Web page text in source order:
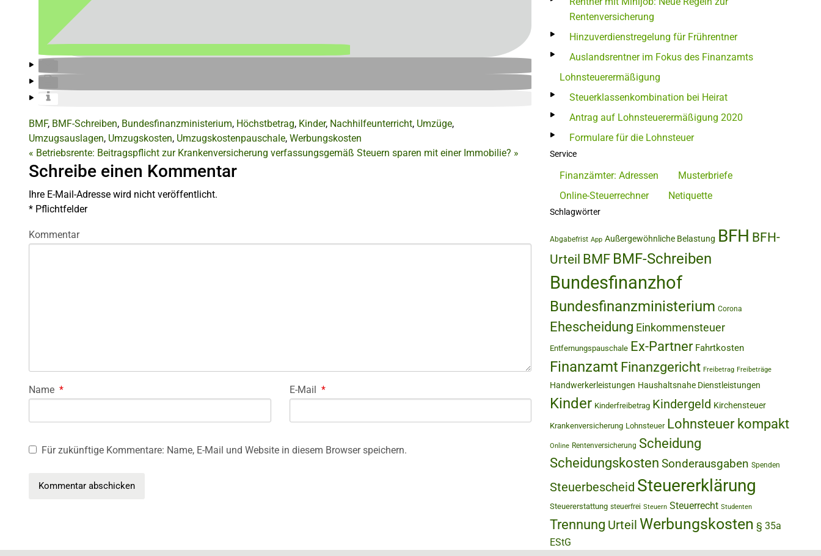
BMF, BMF-Schreiben, Bundesfinanzministerium, Höchstbetrag, Kinder, Nachhilfeunterricht, Umzüge,
Umzugsauslagen, Umzugskosten, Umzugskostenpauschale, Werbungskosten
« Betriebsrente: Beitragspflicht zur Krankenversicherung verfassungsgemäß Steuern sparen mit einer Immobilie? »
Schreibe einen Kommentar
Ihre E-Mail-Adresse wird nicht veröffentlicht.
* Pflichtfelder
Kommentar
Name * E-Mail *
Für zukünftige Kommentare: Name, E-Mail und Website in diesem Browser speichern.
Rentenversicherung
Hinzuverdienstregelung für Frührentner
Auslandsrentner im Fokus des Finanzamts
Lohnsteuerermäßigung
Steuerklassenkombination bei Heirat
Antrag auf Lohnsteuerermäßigung 2020
Formulare für die Lohnsteuer
Service
Finanzämter: Adressen
Musterbriefe
Online-Steuerrechner
Netiquette
Schlagwörter
Abgabefrist App Außergewöhnliche Belastung BFH BFH-
Urteil BMF BMF-Schreiben
Bundesfinanzhof
Bundesfinanzministerium Corona
Ehescheidung Einkommensteuer
Entfernungspauschale Ex-Partner Fahrtkosten
Finanzamt Finanzgericht Freibetrag Freibeträge
Handwerkerleistungen Haushaltsnahe Dienstleistungen
Kinder Kinderfreibetrag Kindergeld Kirchensteuer
Krankenversicherung Lohnsteuer Lohnsteuer kompakt
Online Rentenversicherung Scheidung
Scheidungskosten Sonderausgaben Spenden
Steuerbescheid Steuererklärung
Steuererstattung steuerfrei Steuern Steuerrecht Studenten
Trennung Urteil Werbungskosten § 35a
EStG